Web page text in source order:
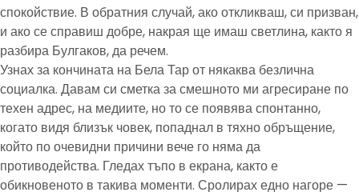
спокойствие. В обратния случай, ако откликваш, си призван,
и ако се справиш добре, накрая ще имаш светлина, както я
разбира Булгаков, да речем.
Узнах за кончината на Бела Тар от някаква безлична
социалка. Давам си сметка за смешното ми агресиране по
техен адрес, на медиите, но то се появява спонтанно,
когато видя близък човек, попаднал в тяхно обръщение,
който по очевидни причини вече го няма да
противодейства. Гледах тъпо в екрана, както е
обикновеното в такива моменти. Сролирах едно нагоре —